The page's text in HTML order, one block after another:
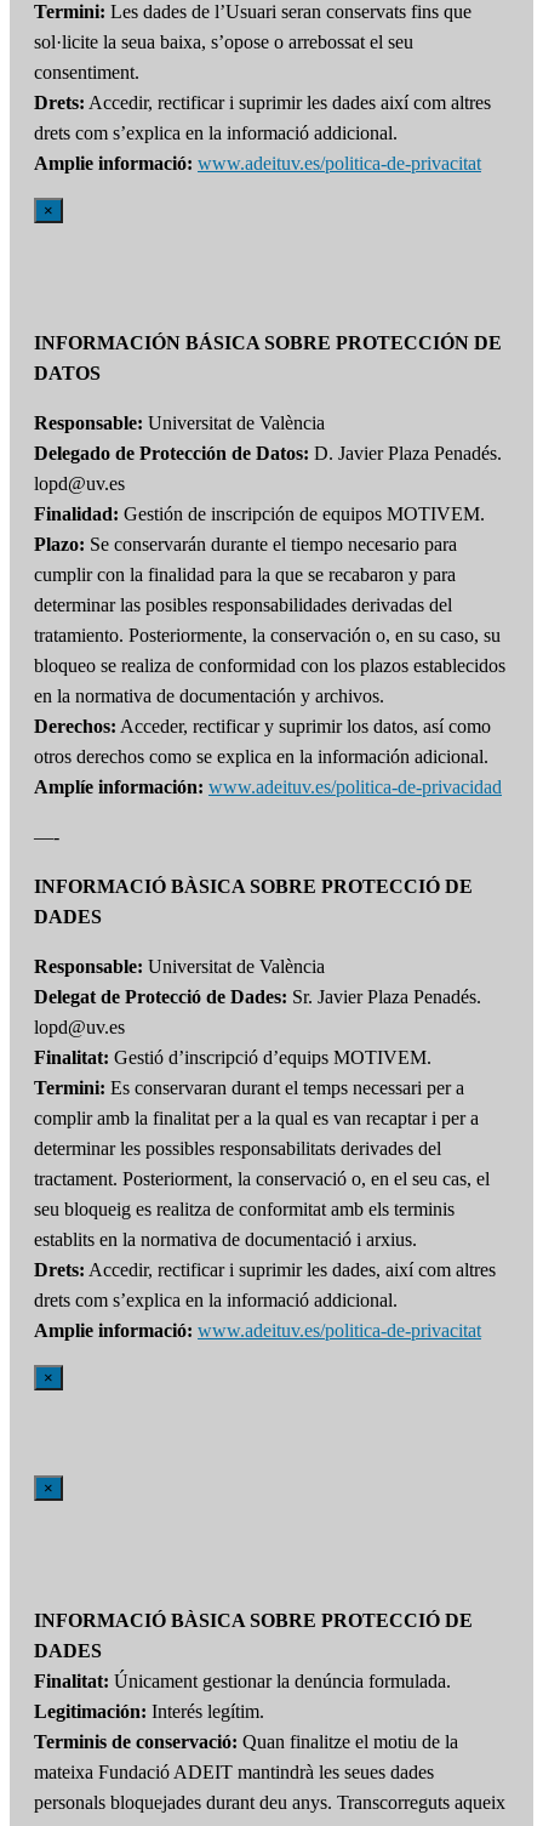
Termini: Les dades de l’Usuari seran conservats fins que
sol·licite la seua baixa, s’opose o arrebossat el seu
consentiment.
Drets: Accedir, rectificar i suprimir les dades així com altres
drets com s’explica en la informació addicional.
Amplie informació: www.adeituv.es/politica-de-privacitat
×
INFORMACIÓN BÁSICA SOBRE PROTECCIÓN DE
DATOS
Responsable: Universitat de València
Delegado de Protección de Datos: D. Javier Plaza Penadés.
lopd@uv.es
Finalidad: Gestión de inscripción de equipos MOTIVEM.
Plazo: Se conservarán durante el tiempo necesario para
cumplir con la finalidad para la que se recabaron y para
determinar las posibles responsabilidades derivadas del
tratamiento. Posteriormente, la conservación o, en su caso, su
bloqueo se realiza de conformidad con los plazos establecidos
en la normativa de documentación y archivos.
Derechos: Acceder, rectificar y suprimir los datos, así como
otros derechos como se explica en la información adicional.
Amplíe información: www.adeituv.es/politica-de-privacidad
—-
INFORMACIÓ BÀSICA SOBRE PROTECCIÓ DE
DADES
Responsable: Universitat de València
Delegat de Protecció de Dades: Sr. Javier Plaza Penadés.
lopd@uv.es
Finalitat: Gestió d’inscripció d’equips MOTIVEM.
Termini: Es conservaran durant el temps necessari per a
complir amb la finalitat per a la qual es van recaptar i per a
determinar les possibles responsabilitats derivades del
tractament. Posteriorment, la conservació o, en el seu cas, el
seu bloqueig es realitza de conformitat amb els terminis
establits en la normativa de documentació i arxius.
Drets: Accedir, rectificar i suprimir les dades, així com altres
drets com s’explica en la informació addicional.
Amplie informació: www.adeituv.es/politica-de-privacitat
×
×
INFORMACIÓ BÀSICA SOBRE PROTECCIÓ DE
DADES
Finalitat: Únicament gestionar la denúncia formulada.
Legitimación: Interés legítim.
Terminis de conservació: Quan finalitze el motiu de la
mateixa Fundació ADEIT mantindrà les seues dades
personals bloquejades durant deu anys. Transcorreguts aqueix